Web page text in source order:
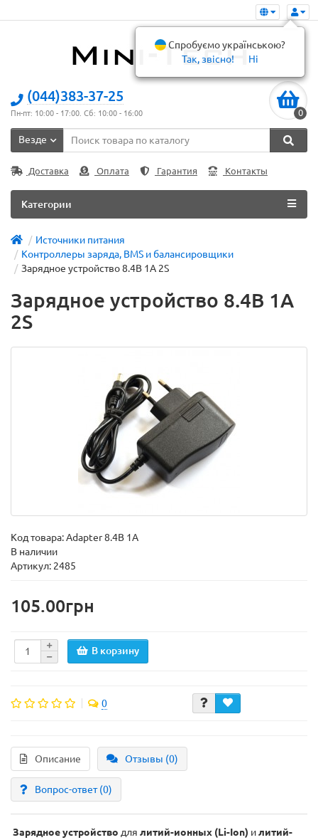
(044)383-37-25
Пн-пт: 10:00 - 17:00. Сб: 10:00 - 16:00 0
Везде
Доставка Оплата Гарантия Контакты
Категории
Источники питания
Контроллеры заряда, BMS и балансировщики
Зарядное устройство 8.4В 1А 2S
Зарядное устройство 8.4В 1А
2S
Код товара:Adapter 8.4В 1A
В наличии
Артикул: 2485
105.00грн
В корзину
0
Описание Отзывы (0)
Вопрос-ответ(0)
Зарядное устройство для литий-ионных (Li-Ion) илитий-
Спробуємо українською?
Так, звісно!
Ні